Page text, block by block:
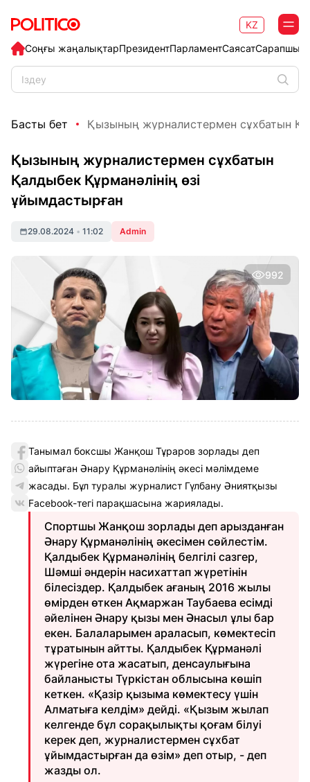
Соңғы жаңалықтарПрезидентПарламентСаясат
KZ
Басты бет Қызының журналистермен сұхбатын
Қызының журналистермен сұхбатын
Қалдыбек Құрманәлінің өзі
ұйымдастырған
29.08.2024 • 11:02 Admin
992
Танымал боксшы Жанқош Тұраров зорлады деп
айыптаған Әнару Құрманәлінің әкесі мәлімдеме
жасады. Бұл туралы журналист Гүлбану Әниятқызы
Facebook-тегі парақшасына жариялады.
Спортшы Жанқош зорлады деп арызданған
Әнару Құрманәлінің әкесімен сөйлестім.
Қалдыбек Құрманәлінің белгілі сазгер,
Шәмші әндерін насихаттап жүретінін
білесіздер. Қалдыбек ағаның 2016 жылы
өмірден өткен Ақмаржан Таубаева есімді
әйелінен Әнару қызы мен Әнасыл ұлы бар
екен. Балаларымен араласып, көмектесіп
тұратынын айтты. Қалдыбек Құрманәлі
жүрегіне ота жасатып, денсаулығына
байланысты Түркістан облысына көшіп
кеткен. «Қазір қызыма көмектесу үшін
Алматыға келдім» дейді. «Қызым жылап
келгенде бұл сорақылықты қоғам білуі
керек деп, журналистермен сұхбат
ұйымдастырған да өзім» деп отыр, - деп
жазды ол.